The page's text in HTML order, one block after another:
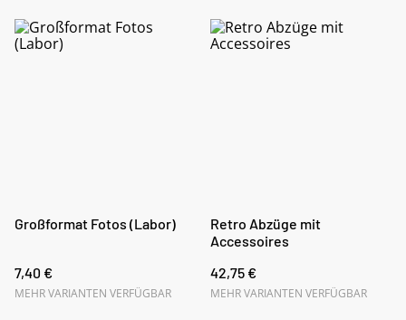
Großformat Fotos (Labor)
7,40 €
MEHR VARIANTEN VERFÜGBAR
Retro Abzüge mit
Accessoires
42,75 €
MEHR VARIANTEN VERFÜGBAR